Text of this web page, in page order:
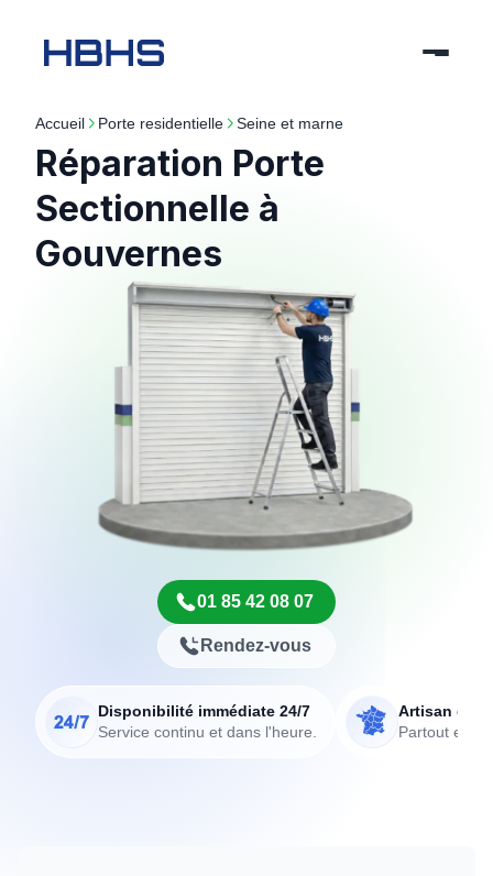
Accueil porte residentielle seine et marne
Réparation Porte
Sectionnelle à
Gouvernes
01 85 42 08 07
Rendez-vous
Disponibilité immédiate 24/7
Service continu et dans l'heure.
Artisan de
Partout en